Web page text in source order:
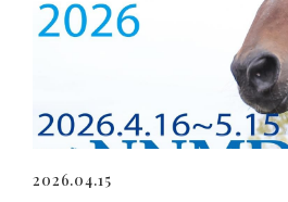
2026.04.15